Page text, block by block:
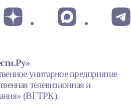
унитарное предприятие
телевизионная и
(ВГТРК).